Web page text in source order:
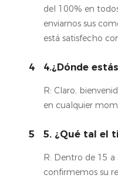
del 100% en
enviarnos sus
está satisfecho
4 4.¿Dónde
R: Claro,
en cualquier
5 5. ¿Qué tal el
R: Dentro de 15 a
confirmemos su